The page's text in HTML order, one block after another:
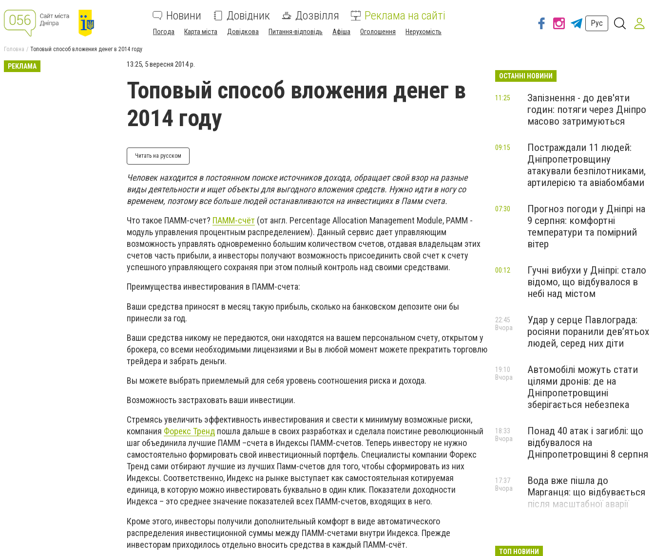
Новини Довідник Дозвілля Реклама на сайті
Погода Карта міста Довідкова Питання-відповідь Афіша Оголошення Нерухомість
Рус
Головна Топовый способ вложения денег в 2014 году
РЕКЛАМА 13:25, 5 вересня 2014 р.
Топовый способ вложения денег в
2014 году
Читать на русском
Человек находится в постоянном поиске источников дохода, обращает свой взор на разные
виды деятельности и ищет объекты для выгодного вложения средств. Нужно идти в ногу со
временем, поэтому все больше людей останавливаются на инвестициях в Памм счета.
Что такое ПАММ-счет? ПАММ-счёт (от англ. Percentage Allocation Management Module, PAMM -
модуль управления процентным распределением). Данный сервис дает управляющим
возможность управлять одновременно большим количеством счетов, отдавая владельцам этих
счетов часть прибыли, а инвесторы получают возможность присоединить свой счет к счету
успешного управляющего сохраняя при этом полный контроль над своими средствами.
Преимущества инвестирования в ПАММ-счета:
Ваши средства приносят в месяц такую прибыль, сколько на банковском депозите они бы
принесли за год.
Ваши средства никому не передаются, они находятся на вашем персональном счету, открытом у
брокера, со всеми необходимыми лицензиями и Вы в любой момент можете прекратить торговлю
трейдера и забрать деньги.
Вы можете выбрать приемлемый для себя уровень соотношения риска и дохода.
Возможность застраховать ваши инвестиции.
Стремясь увеличить эффективность инвестирования и свести к минимуму возможные риски,
компания Форекс Тренд пошла дальше в своих разработках и сделала поистине революционный
шаг объединила лучшие ПАММ –счета в Индексы ПАММ-счетов. Теперь инвестору не нужно
самостоятельно формировать свой инвестиционный портфель. Специалисты компании Форекс
Тренд сами отбирают лучшие из лучших Памм-счетов для того, чтобы сформировать из них
Индексы. Соответственно, Индекс на рынке выступает как самостоятельная котируемая
единица, в которую можно инвестировать буквально в один клик. Показатели доходности
Индекса – это среднее значение показателей всех ПАММ-счетов, входящих в него.
Кроме этого, инвесторы получили дополнительный комфорт в виде автоматического
распределения инвестиционной суммы между ПАММ-счетами внутри Индекса. Прежде
инвесторам приходилось отдельно вносить средства в каждый ПАММ-счёт.
ОСТАННІ НОВИНИ
Запізнення - до дев'яти
годин: потяги через Дніпро
масово затримуються
11:25
Постраждали 11 людей:
Дніпропетровщину
атакували безпілотниками,
артилерією та авіабомбами
09:15
Прогноз погоди у Дніпрі на
9 серпня: комфортні
температури та помірний
вітер
07:30
Гучні вибухи у Дніпрі: стало
відомо, що відбувалося в
небі над містом
00:12
Удар у серце Павлограда:
росіяни поранили дев’ятьох
людей, серед них діти
22:45
Вчора
Автомобілі можуть стати
цілями дронів: де на
Дніпропетровщині
зберігається небезпека
19:10
Вчора
Понад 40 атак і загиблі: що
відбувалося на
Дніпропетровщині 8 серпня
18:33
Вчора
Вода вже пішла до
Марганця: що відбувається
після масштабної аварії
17:37
Вчора
ТОП НОВИНИ